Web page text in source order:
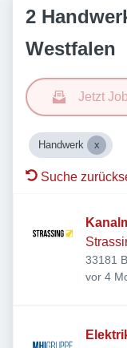
2
Westfalen
Jetzt
Handwerk
Suche
33181
vor 4